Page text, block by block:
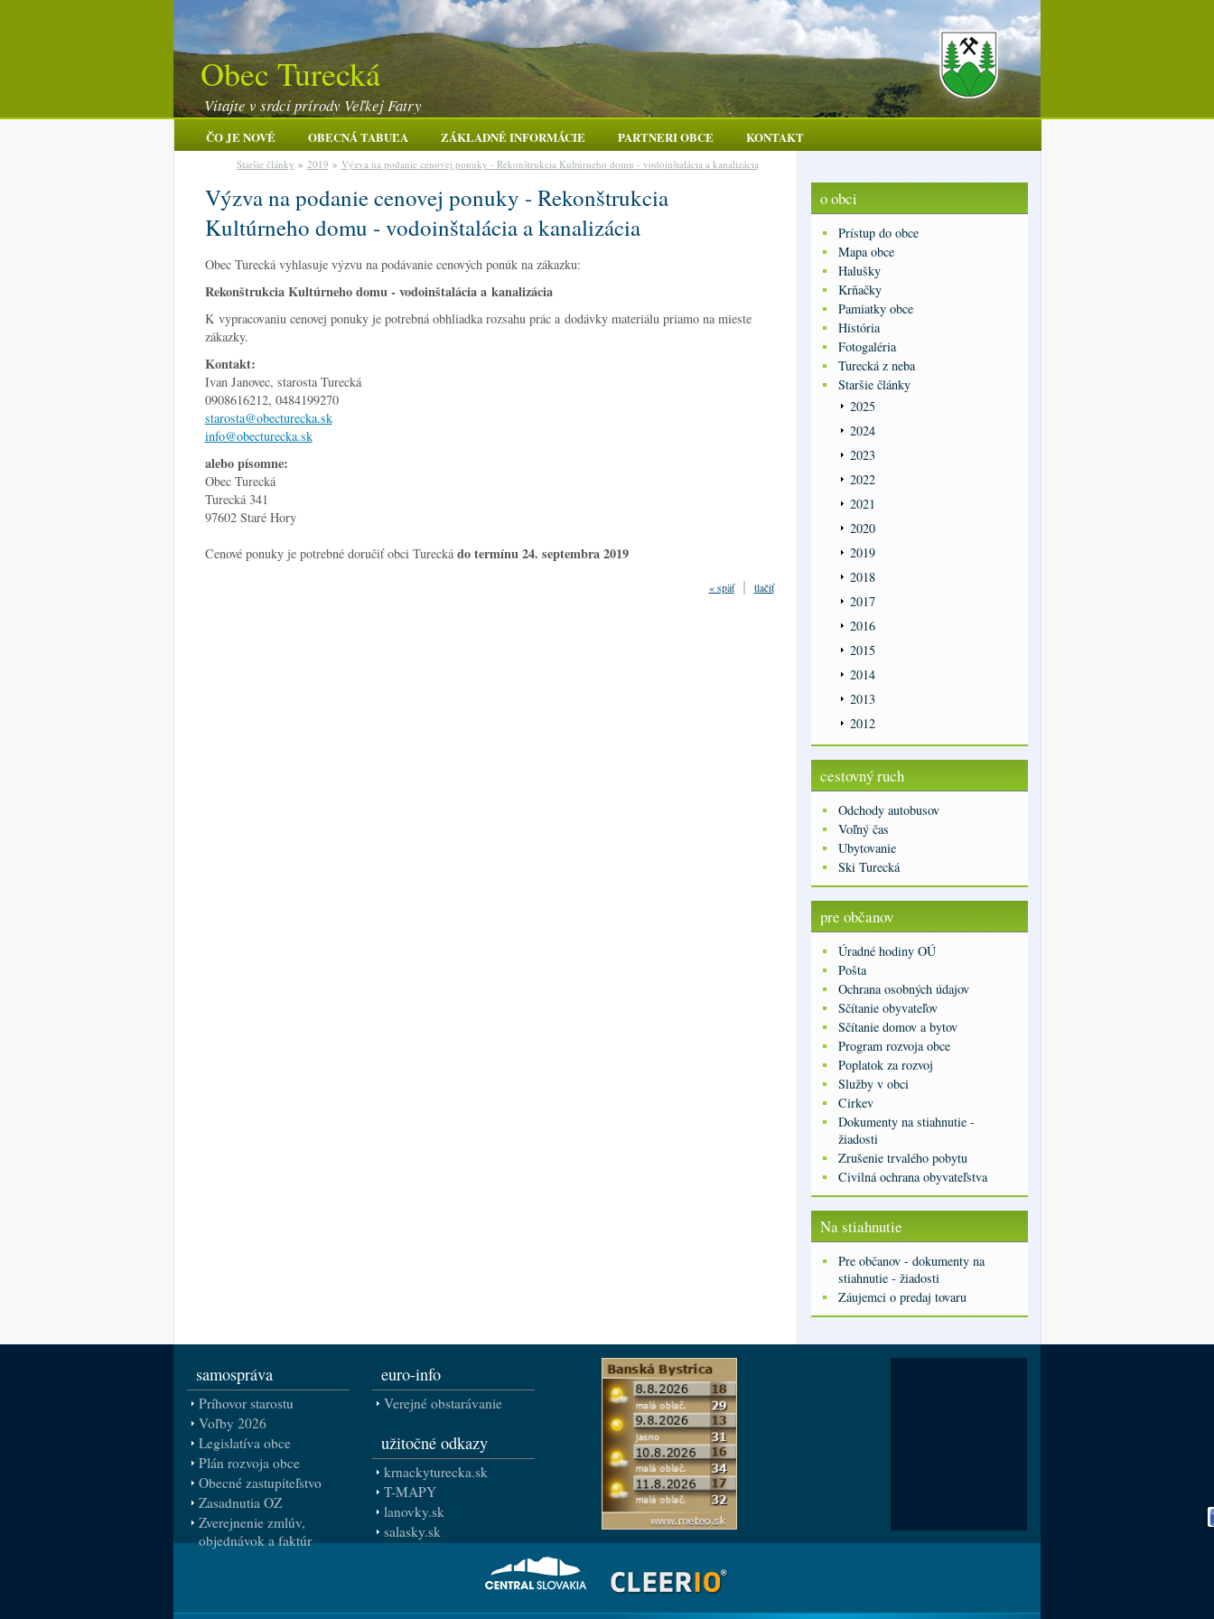
Obec Turecká
Vitajte v srdci prírody Veľkej Fatry
ČO JE NOVÉ OBECNÁ TABUĽA ZÁKLADNÉ INFORMÁCIE PARTNERI OBCE KONTAKT
Výzva na podanie cenovej ponuky - Rekonštrukcia
Kultúrneho domu - vodoinštalácia a kanalizácia
Staršie články » 2019 » Výzva na podanie cenovej ponuky - Rekonštrukcia Kultúrneho domu - vodoinštalácia a kanalizácia
Obec Turecká vyhlasuje výzvu na podávanie cenových ponúk na zákazku:
Rekonštrukcia Kultúrneho domu - vodoinštalácia a kanalizácia
K vypracovaniu cenovej ponuky je potrebná obhliadka rozsahu prác a dodávky materiálu priamo na mieste
zákazky.
Kontakt:
Ivan Janovec, starosta Turecká
0908616212, 0484199270
starosta@obecturecka.sk
info@obecturecka.sk
alebo písomne:
Obec Turecká
Turecká 341
97602 Staré Hory
Cenové ponuky je potrebné doručiť obci Turecká do termínu 24. septembra 2019
tlačiť
« späť
o obci
Prístup do obce
Mapa obce
Halušky
Krňačky
Pamiatky obce
História
Fotogaléria
Turecká z neba
Staršie články
2025
2024
2023
2022
2021
2020
2019
2018
2017
2016
2015
2014
2013
2012
cestovný ruch
Odchody autobusov
Voľný čas
Ubytovanie
Ski Turecká
pre občanov
Úradné hodiny OÚ
Pošta
Ochrana osobných údajov
Sčítanie obyvateľov
Sčítanie domov a bytov
Program rozvoja obce
Poplatok za rozvoj
Služby v obci
Cirkev
Dokumenty na stiahnutie -
žiadosti
Zrušenie trvalého pobytu
Civilná ochrana obyvateľstva
Na stiahnutie
Pre občanov - dokumenty na
stiahnutie - žiadosti
Záujemci o predaj tovaru
samospráva
Príhovor starostu
Voľby 2026
Legislatíva obce
Plán rozvoja obce
Obecné zastupiteľstvo
Zasadnutia OZ
Zverejnenie zmlúv,
objednávok a faktúr
euro-info
Verejné obstarávanie
užitočné odkazy
krnackyturecka.sk
T-MAPY
lanovky.sk
salasky.sk